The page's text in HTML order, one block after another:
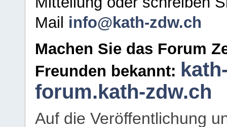
Mail info@kath-zdw.ch
Machen Sie das Forum
Freunden bekannt:
forum.kath-zdw.ch
Auf die Veröffentlichung